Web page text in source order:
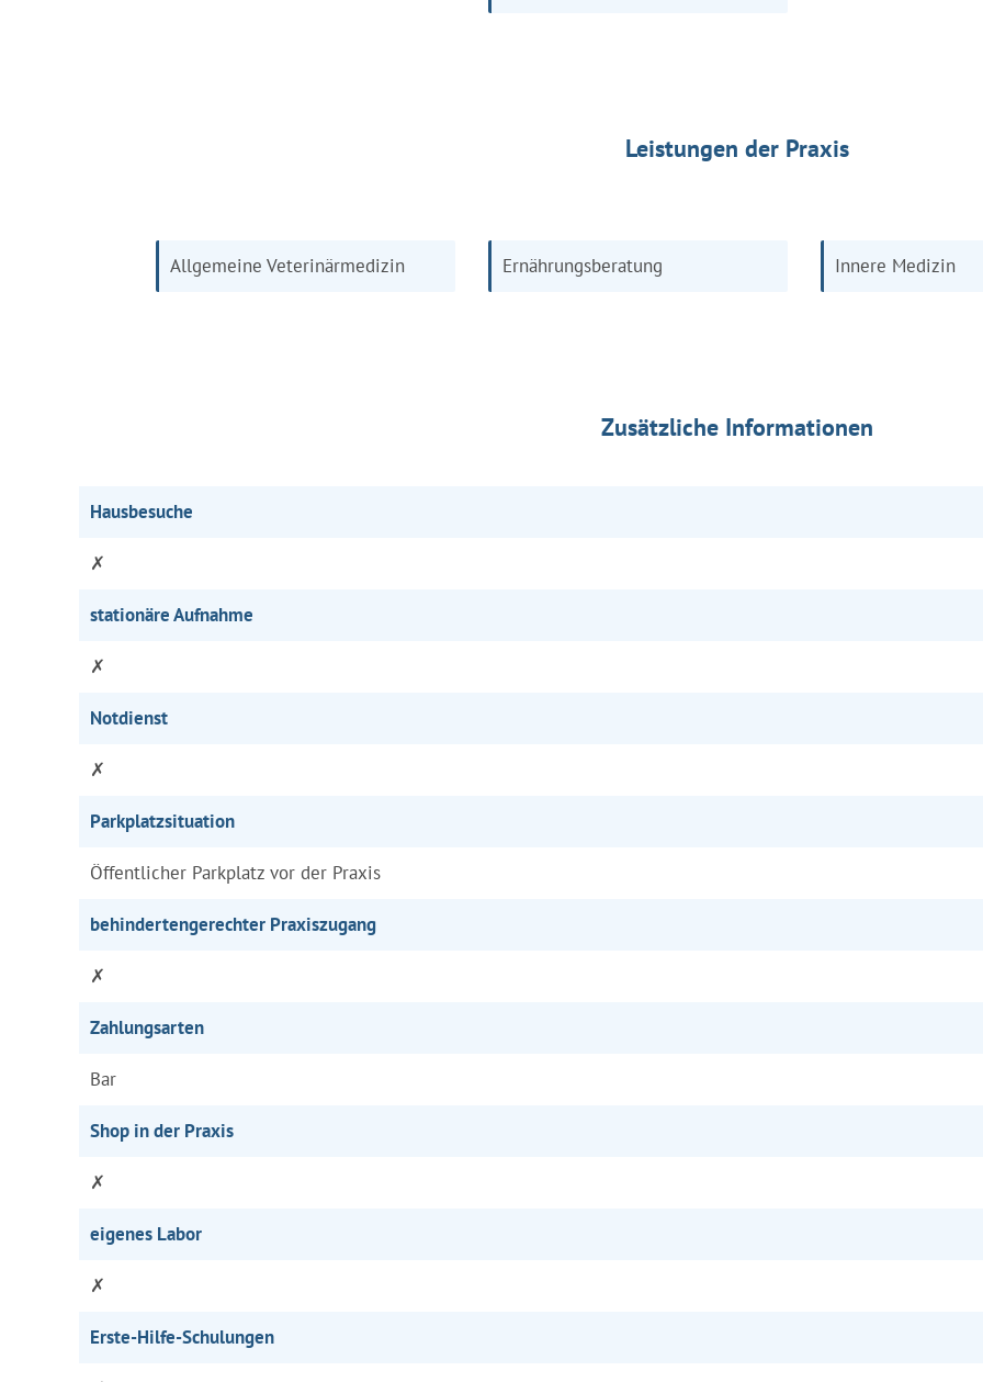
Leistungen der Praxis
Allgemeine Veterinärmedizin Ernährungsberatung Innere Medizin
Zusätzliche Informationen
Hausbesuche
✗
stationäre Aufnahme
✗
Notdienst
✗
Parkplatzsituation
Öffentlicher Parkplatz vor der Praxis
behindertengerechter Praxiszugang
✗
Zahlungsarten
Bar
Shop in der Praxis
✗
eigenes Labor
✗
Erste-Hilfe-Schulungen